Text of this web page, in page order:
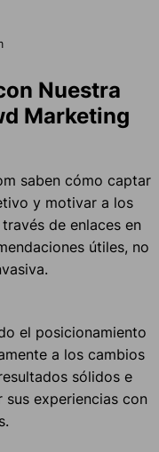
Nuestra
Marketing
saben cómo captar
y motivar a los
de enlaces en
útiles, no
el posicionamiento
a los cambios
sólidos e
experiencias con